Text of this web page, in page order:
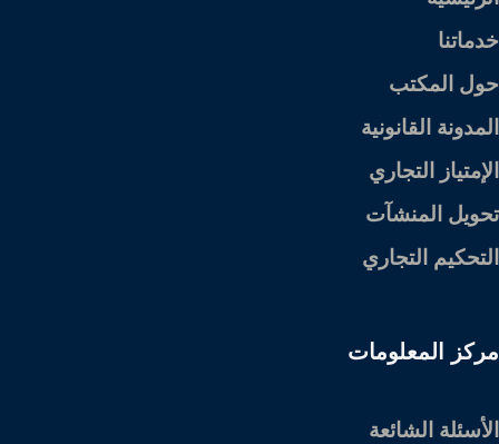
خدماتنا
حول المكتب
المدونة القانونية
الإمتياز التجاري
تحويل المنشآت
التحكيم التجاري
مركز المعلومات
الأسئلة الشائعة